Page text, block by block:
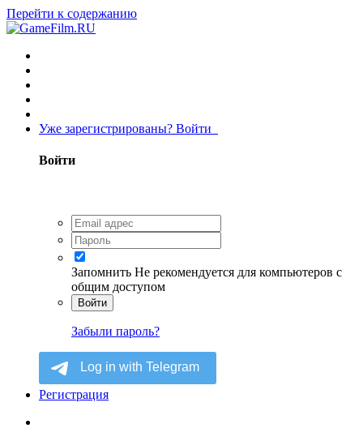
Перейти к содержанию
Уже зарегистрированы? Войти
Войти
Запомнить Не рекомендуется для компьютеров с
общим доступом
Войти
Забыли пароль?
Регистрация